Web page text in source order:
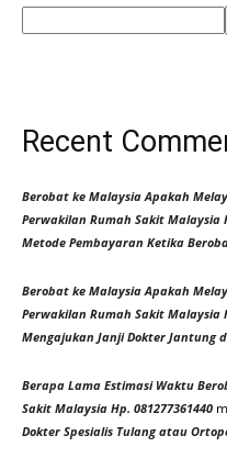
Recent
Berobat ke Malaysia Apakah
Perwakilan Rumah Sakit Malaysia
Metode Pembayaran Ketika
Berobat ke Malaysia Apakah
Perwakilan Rumah Sakit Malaysia
Mengajukan Janji Dokter Jantung
Berapa Lama Estimasi Waktu
Sakit Malaysia Hp. 081277361440
Dokter Spesialis Tulang atau